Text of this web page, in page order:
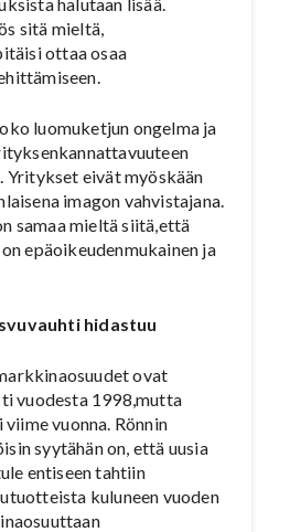
sitä mieltä,
ottaa osaa
luomuketjun ongelma ja
Yritykset eivät myöskään
imagon vahvistajana.
samaa mieltä siitä,että
epäoikeudenmukainen ja
hidastuu
ovat
vuodesta 1998,mutta
vuonna. Rönnin
syytähän on, että uusia
entiseen tahtiin
kuluneen vuoden